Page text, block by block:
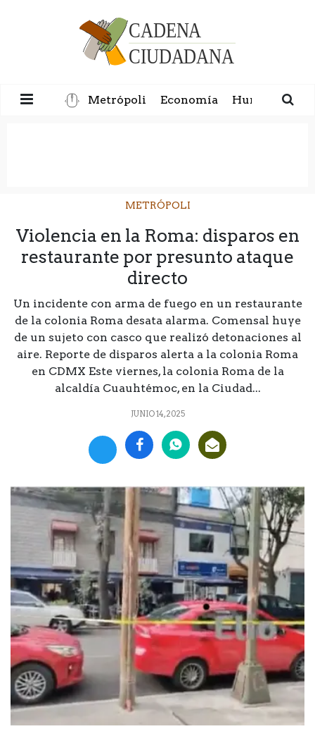
Metrópoli Economía Humanidad
METRÓPOLI
Violencia en la Roma: disparos en
restaurante por presunto ataque
directo
Un incidente con arma de fuego en un restaurante
de la colonia Roma desata alarma. Comensal huye
de un sujeto con casco que realizó detonaciones al
aire. Reporte de disparos alerta a la colonia Roma
en CDMX Este viernes, la colonia Roma de la
alcaldía Cuauhtémoc, en la Ciudad...
JUNIO 14, 2025